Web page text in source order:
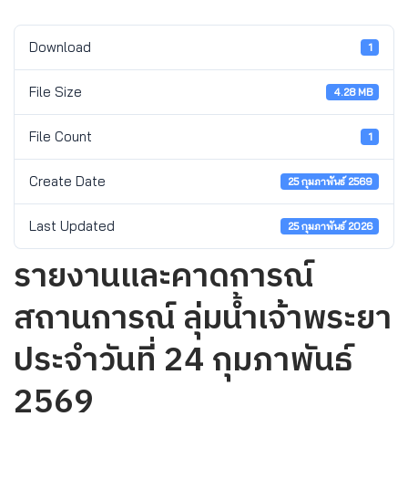
Download 1
File Size 4.28 MB
File Count 1
Create Date 25 กุมภาพันธ์ 2569
Last Updated 25 กุมภาพันธ์ 2026
รายงานและคาดการณ์
สถานการณ์ ลุ่มน้ำเจ้าพระยา
ประจำวันที่ 24 กุมภาพันธ์
2569